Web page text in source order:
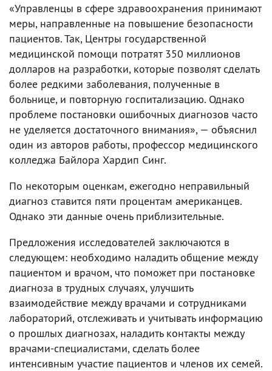
«Управленцы в сфере здравоохранения принимают
меры, направленные на повышение безопасности
пациентов. Так, Центры государственной
медицинской помощи потратят 350 миллионов
долларов на разработки, которые позволят сделать
более редкими заболевания, полученные в
больнице, и повторную госпитализацию. Однако
проблеме постановки ошибочных диагнозов часто
не уделяется достаточного внимания», — объяснил
один из авторов работы, профессор медицинского
колледжа Байлора Хардип Синг.
По некоторым оценкам, ежегодно неправильный
диагноз ставится пяти процентам американцев.
Однако эти данные очень приблизительные.
Предложения исследователей заключаются в
следующем: необходимо наладить общение между
пациентом и врачом, что поможет при постановке
диагноза в трудных случаях, улучшить
взаимодействие между врачами и сотрудниками
лабораторий, отслеживать и учитывать информацию
о прошлых диагнозах, наладить контакты между
врачами-специалистами, сделать более
интенсивным участие пациентов и членов их семей.